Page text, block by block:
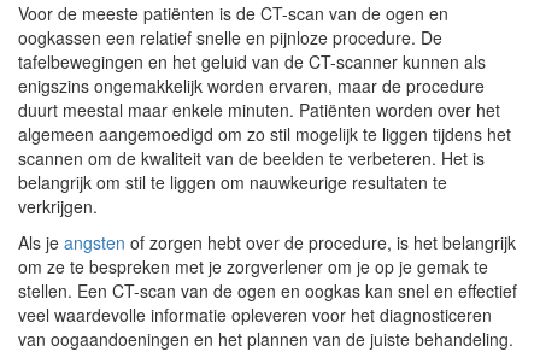
Voor de meeste patiënten is de CT-scan van de ogen en
oogkassen een relatief snelle en pijnloze procedure. De
tafelbewegingen en het geluid van de CT-scanner kunnen als
enigszins ongemakkelijk worden ervaren, maar de procedure
duurt meestal maar enkele minuten. Patiënten worden over het
algemeen aangemoedigd om zo stil mogelijk te liggen tijdens het
scannen om de kwaliteit van de beelden te verbeteren. Het is
belangrijk om stil te liggen om nauwkeurige resultaten te
verkrijgen.
Als je angsten of zorgen hebt over de procedure, is het belangrijk
om ze te bespreken met je zorgverlener om je op je gemak te
stellen. Een CT-scan van de ogen en oogkas kan snel en effectief
veel waardevolle informatie opleveren voor het diagnosticeren
van oogaandoeningen en het plannen van de juiste behandeling.